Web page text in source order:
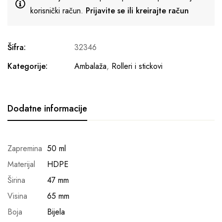
korisnički račun. Prijavite se ili kreirajte račun
Šifra:
32346
Kategorije:
Ambalaža, Rolleri i stickovi
Dodatne informacije
Zapremina 50 ml
Materijal
HDPE
Širina
47 mm
Visina
65 mm
Boja
Bijela